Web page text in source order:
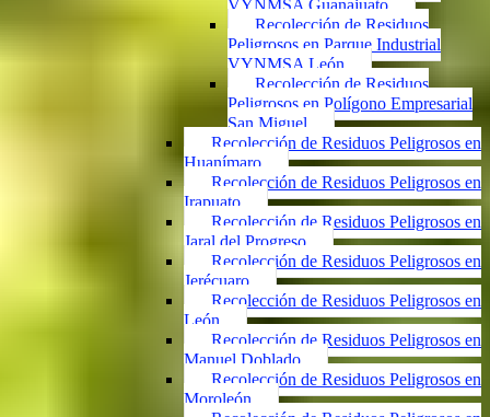
VYNMSA Guanajuato
Recolección de Residuos
Peligrosos en Parque Industrial
VYNMSA León
Recolección de Residuos
Peligrosos en Polígono Empresarial
San Miguel
Recolección de Residuos Peligrosos en
Huanímaro
Recolección de Residuos Peligrosos en
Irapuato
Recolección de Residuos Peligrosos en
Jaral del Progreso
Recolección de Residuos Peligrosos en
Jerécuaro
Recolección de Residuos Peligrosos en
León
Recolección de Residuos Peligrosos en
Manuel Doblado
Recolección de Residuos Peligrosos en
Moroleón